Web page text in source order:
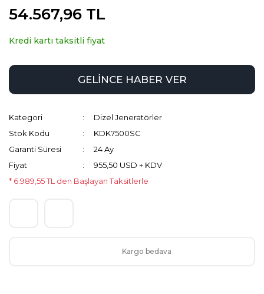
54.567,96 TL
Kredi kartı taksitli fiyat
GELİNCE HABER VER
Kategori
Dizel Jeneratörler
Stok Kodu
KDK7500SC
Garanti Süresi
24 Ay
Fiyat
955,50 USD + KDV
* 6.989,55 TL den Başlayan Taksitlerle
Kargo bedava